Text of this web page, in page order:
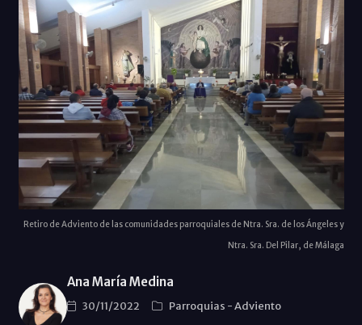
Retiro de Adviento de las comunidades parroquiales de Ntra. Sra. de los Ángeles y
Ntra. Sra. Del Pilar, de Málaga
Ana María Medina
30/11/2022 Parroquias -Adviento